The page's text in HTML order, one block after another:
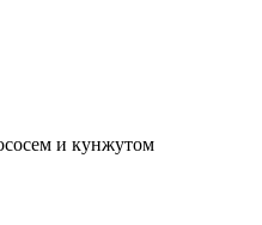
и кунжутом